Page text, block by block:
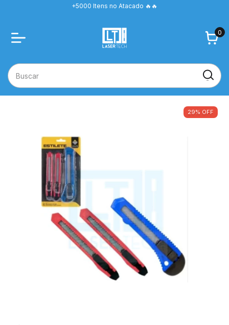
+5000 Itens no Atacado 🔥🔥
0
29% OFF